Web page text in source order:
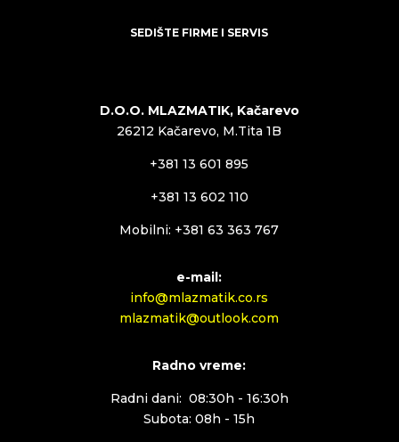
SEDIŠTE FIRME I SERVIS
D.O.O. MLAZMATIK, Kačarevo
26212 Kačarevo, M.Tita 1B
+381 13 601 895
+381 13 602 110
Mobilni: +381 63 363 767
e-mail:
info@mlazmatik.co.rs
mlazmatik@outlook.com
Radno vreme:
Radni dani: 08:30h - 16:30h
Subota: 08h - 15h